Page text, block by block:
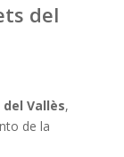
del
Vallès,
de la